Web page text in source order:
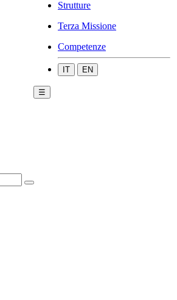
Strutture
Terza Missione
Competenze
IT EN
☰